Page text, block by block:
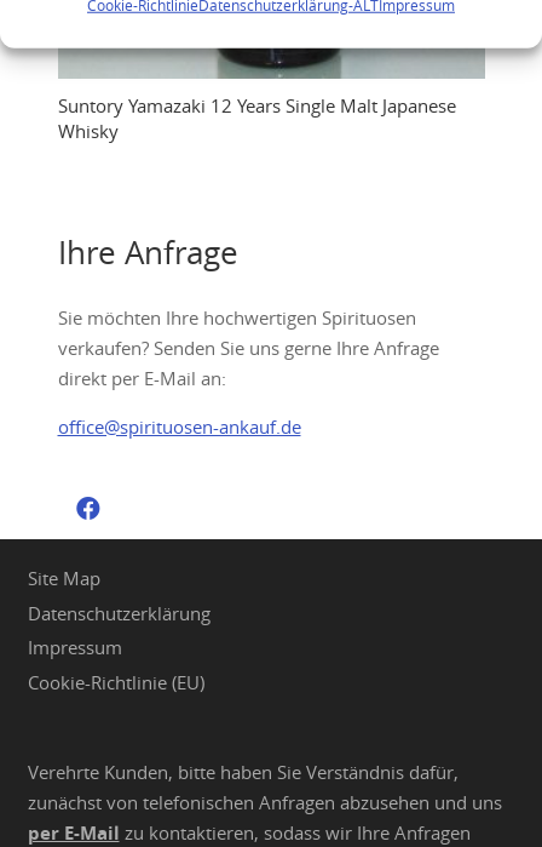
Cookie-RichtlinieDatenschutzerklärung-ALTImpressum
Suntory Yamazaki 12 Years Single Malt Japanese
Whisky
Ihre Anfrage
Sie möchten Ihre hochwertigen Spirituosen
verkaufen? Senden Sie uns gerne Ihre Anfrage
direkt per E-Mail an:
office@spirituosen-ankauf.de
Site Map
Datenschutzerklärung
Impressum
Cookie-Richtlinie (EU)
Verehrte Kunden, bitte haben Sie Verständnis dafür,
zunächst von telefonischen Anfragen abzusehen und uns
per E-Mail zu kontaktieren, sodass wir Ihre Anfragen